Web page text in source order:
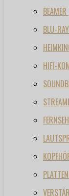
BEAMER
BLU-
HIFI-